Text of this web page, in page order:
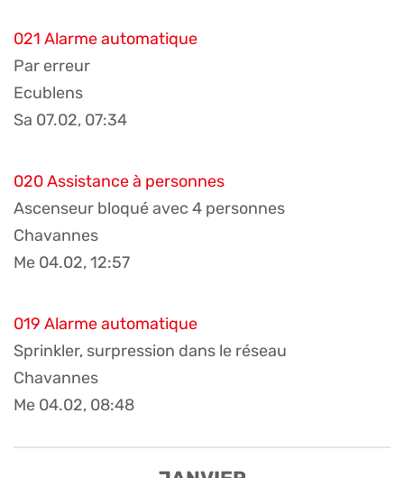
021 Alarme automatique
Par erreur
Ecublens
Sa 07.02, 07:34
020 Assistance à personnes
Ascenseur bloqué avec 4 personnes
Chavannes
Me 04.02, 12:57
019 Alarme automatique
Sprinkler, surpression dans le réseau
Chavannes
Me 04.02, 08:48